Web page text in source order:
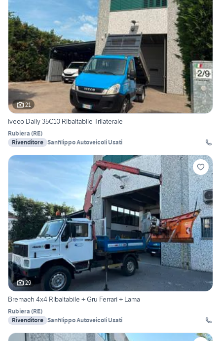
21
Iveco Daily 35C10 Ribaltabile Trilaterale
Rubiera (RE)
Rivenditore Sanfilippo Autoveicoli Usati
29
Bremach 4x4 Ribaltabile + Gru Ferrari + Lama
Rubiera (RE)
Rivenditore Sanfilippo Autoveicoli Usati